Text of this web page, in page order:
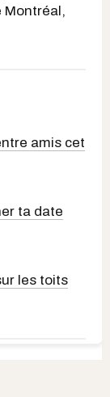
Montréal,
amis cet
ta date
les toits